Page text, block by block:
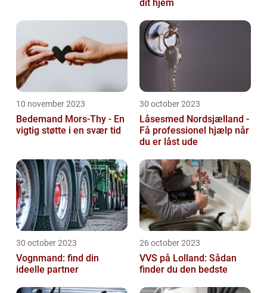
dit hjem
10 november 2023
Bedemand Mors-Thy - En
vigtig støtte i en svær tid
30 october 2023
Låsesmed Nordsjælland -
Få professionel hjælp når
du er låst ude
30 october 2023
Vognmand: find din
ideelle partner
26 october 2023
VVS på Lolland: Sådan
finder du den bedste